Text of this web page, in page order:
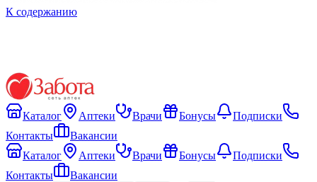
К содержанию
Каталог Аптеки Врачи Бонусы
Подписки
Контакты
Вакансии
Каталог
Аптеки Врачи Бонусы
Подписки
Контакты
Вакансии